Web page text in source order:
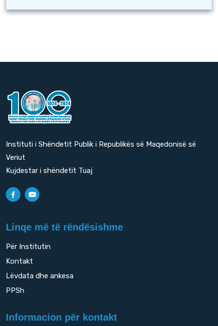
Instituti i Shëndetit Publik i Republikës së Maqedonisë së
Veriut
Kujdestar i shëndetit Tuaj
Linqe më të rëndësishme
Për Institutin
Kontakt
Lëvdata dhe ankesa
PPSh
Informacion për kontakt